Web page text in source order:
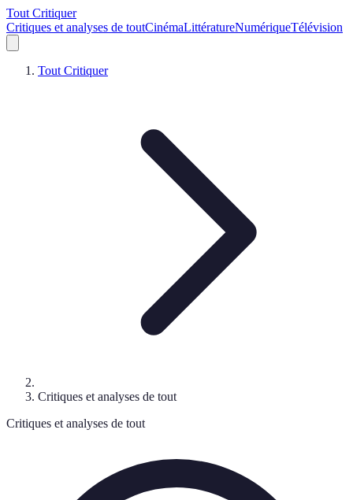
Tout Critiquer
Critiques et analyses de toutCinémaLittératureNumériqueTélévision
Tout Critiquer
Critiques et analyses de tout
Critiques et analyses de tout